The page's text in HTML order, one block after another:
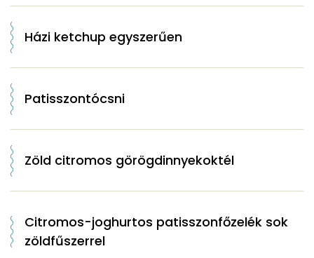
Házi ketchup egyszerűen
Patisszontócsni
Zöld citromos görögdinnyekoktél
Citromos-joghurtos patisszonfőzelék sok
zöldfűszerrel